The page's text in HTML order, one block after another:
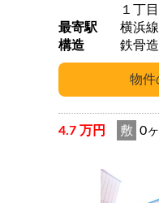
１丁目
最寄駅
構造
鉄骨造
4.7 万円 敷 0